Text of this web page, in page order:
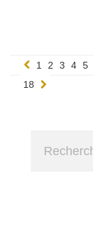
1 2 3 4 5
18